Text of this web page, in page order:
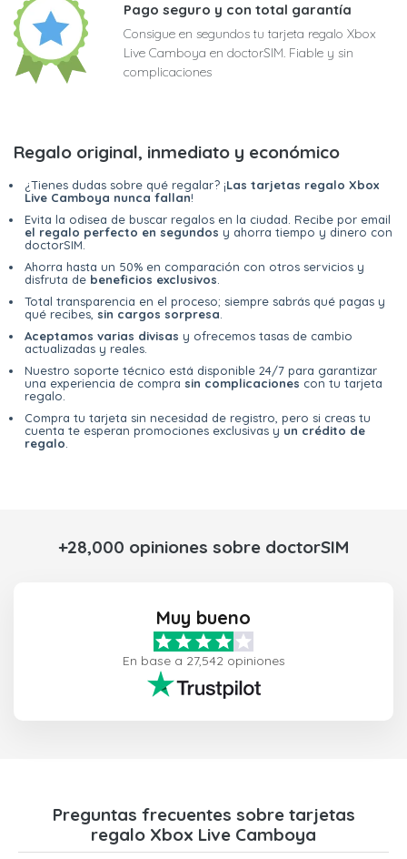
Pago seguro y con total garantía
Consigue en segundos tu tarjeta regalo Xbox
Live Camboya en doctorSIM. Fiable y sin
complicaciones
Regalo original, inmediato y económico
¿Tienes dudas sobre qué regalar? ¡Las tarjetas regalo Xbox
Live Camboya nunca fallan!
Evita la odisea de buscar regalos en la ciudad. Recibe por email
el regalo perfecto en segundos y ahorra tiempo y dinero con
doctorSIM.
Ahorra hasta un 50% en comparación con otros servicios y
disfruta de beneficios exclusivos
Total transparencia en el proceso; siempre sabrás qué pagas y
qué recibes, sin cargos sorpresa
Aceptamos varias divisas y ofrecemos tasas de cambio
actualizadas y reales.
Nuestro soporte técnico está disponible 24/7 para garantizar
una experiencia de compra sin complicaciones con tu tarjeta
regalo.
Compra tu tarjeta sin necesidad de registro, pero si creas tu
cuenta te esperan promociones exclusivas y un crédito de
regalo
+28,000 opiniones sobre doctorSIM
Muy bueno
En base a 27,542 opiniones
Preguntas frecuentes sobre tarjetas
regalo Xbox Live Camboya